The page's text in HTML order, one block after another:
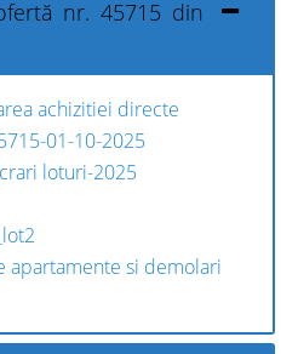
nr. 45715 din
achizitiei directe
01-10-2025
loturi-2025
apartamente si demolari